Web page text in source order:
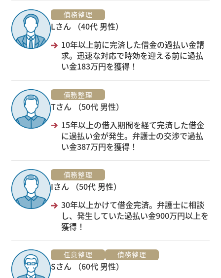
債務整理
Lさん （40代 男性）
10年以上前に完済した借金の過払い金請
求。迅速な対応で時効を迎える前に過払
い金183万円を獲得！
債務整理
Tさん （50代 男性）
15年以上の借入期間を経て完済した借金
に過払い金が発生。弁護士の交渉で過払
い金387万円を獲得！
債務整理
Iさん （50代 男性）
30年以上かけて借金完済。弁護士に相談
し、発生していた過払い金900万円以上を
獲得！
任意整理 債務整理
Sさん （60代 男性）